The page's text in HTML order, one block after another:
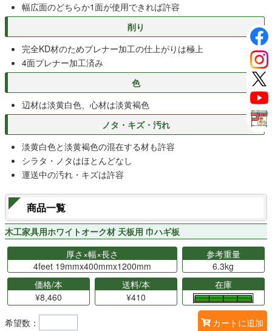
幅広面のどちらか1面が使用できれば許容
削り
完全KD材のためプレナー加工の仕上がりは極上
4面プレナー加工済み
色
辺材は淡黄白色、心材は淡黄褐色
ノタ・キズ・汚れ
淡黄白色と淡黄褐色の混在する材も許容
シラタ・ノタはほとんどなし
運送中の汚れ・キズは許容
商品一覧
木工家具用ホワイトオーク材 天板用 巾ハギ板
厚さ×幅×長さ
4feet 19mmx400mmx1200mm
参考重量
6.3kg
価格/本
¥8,460
送料/本
¥410
在庫
希望数： カートに追加